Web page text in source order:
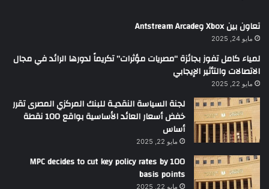
تعاون بين Xbox وAntstream Arcade
مايو 24, 2025
لمياء كامل تفوز بجائزة “مصريات مؤثرات” تكريماً لدورها الرائد في مجال
الاتصالات والتأثير الإيجابي
مايو 22, 2025
لجنة السياسة النقديـة للبنك المركزي المصرى تقرر
خفض أسعار العائد الأساسية بواقع 100 نقطة
أساس
مايو 22, 2025
MPC decides to cut key policy rates by 100
basis points
مايو 22, 2025